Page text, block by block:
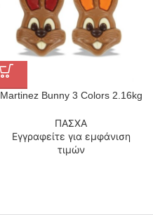
Martinez Bunny 3 Colors 2.16kg
ΠΑΣΧΑ
Εγγραφείτε για εμφάνιση
τιμών